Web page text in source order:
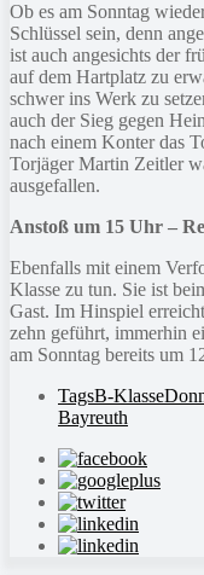
Ob es am Sonntag
Schlüssel sein, denn
ist auch angesichts der
auf dem Hartplatz zu
schwer ins Werk zu
auch der Sieg gegen
nach einem Konter das
Torjäger Martin Zeitler
ausgefallen.
Anstoß um 15 Uhr –
Ebenfalls mit einem
Klasse zu tun. Sie ist
Gast. Im Hinspiel
zehn geführt, immerhin
am Sonntag bereits um
TagsB-Klasse
Bayreuth